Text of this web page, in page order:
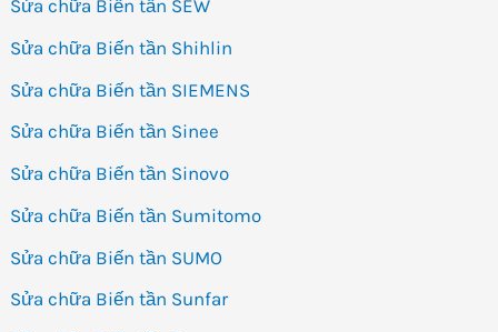
Sửa chữa Biến tần SEW
Sửa chữa Biến tần Shihlin
Sửa chữa Biến tần SIEMENS
Sửa chữa Biến tần Sinee
Sửa chữa Biến tần Sinovo
Sửa chữa Biến tần Sumitomo
Sửa chữa Biến tần SUMO
Sửa chữa Biến tần Sunfar